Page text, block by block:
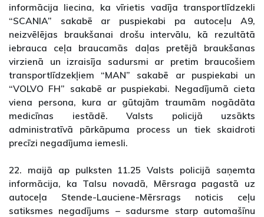
informācija liecina, ka vīrietis vadīja transportlīdzekli
“SCANIA” sakabē ar puspiekabi pa autoceļu A9,
neizvēlējas braukšanai drošu intervālu, kā rezultātā
iebrauca ceļa braucamās daļas pretējā braukšanas
virzienā un izraisīja sadursmi ar pretim braucošiem
transportlīdzekļiem “MAN” sakabē ar puspiekabi un
“VOLVO FH” sakabē ar puspiekabi. Negadījumā cieta
viena persona, kura ar gūtajām traumām nogādāta
medicīnas iestādē. Valsts policijā uzsākts
administratīvā pārkāpuma process un tiek skaidroti
precīzi negadījuma iemesli.
22. maijā ap pulksten 11.25 Valsts policijā saņemta
informācija, ka Talsu novadā, Mērsraga pagastā uz
autoceļa Stende-Lauciene-Mērsrags noticis ceļu
satiksmes negadījums – sadursme starp automašīnu